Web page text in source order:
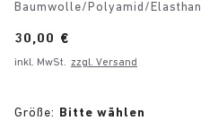
Baumwolle/Polyamid/Elasthan
Price:
30,00 €
inkl. MwSt. zzgl. Versand
Größe: Bitte wählen